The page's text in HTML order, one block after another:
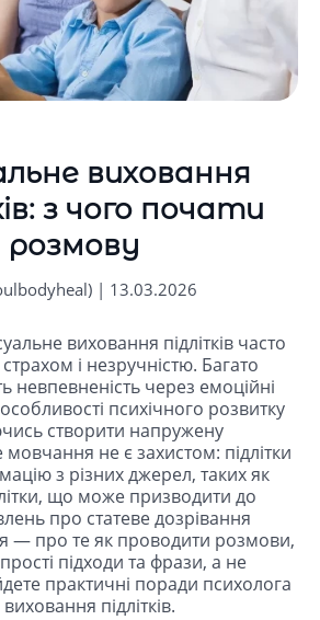
виховання
з чого почати
розмову
| 13.03.2026
виховання підлітків часто
і незручністю. Багато
невпевненість через емоційні
особливості психічного розвитку
створити напружену
не є захистом: підлітки
з різних джерел, таких як
що може призводити до
про статеве дозрівання
— про те як проводити розмови,
підходи та фрази, а не
практичні поради психолога
підлітків.